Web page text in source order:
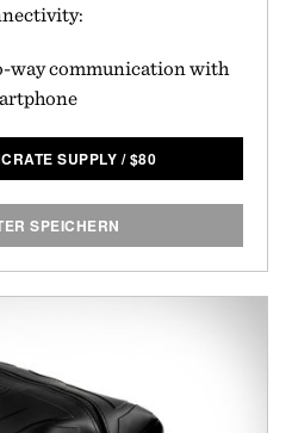
way communication with
SUPPLY /$80
SPEICHERN